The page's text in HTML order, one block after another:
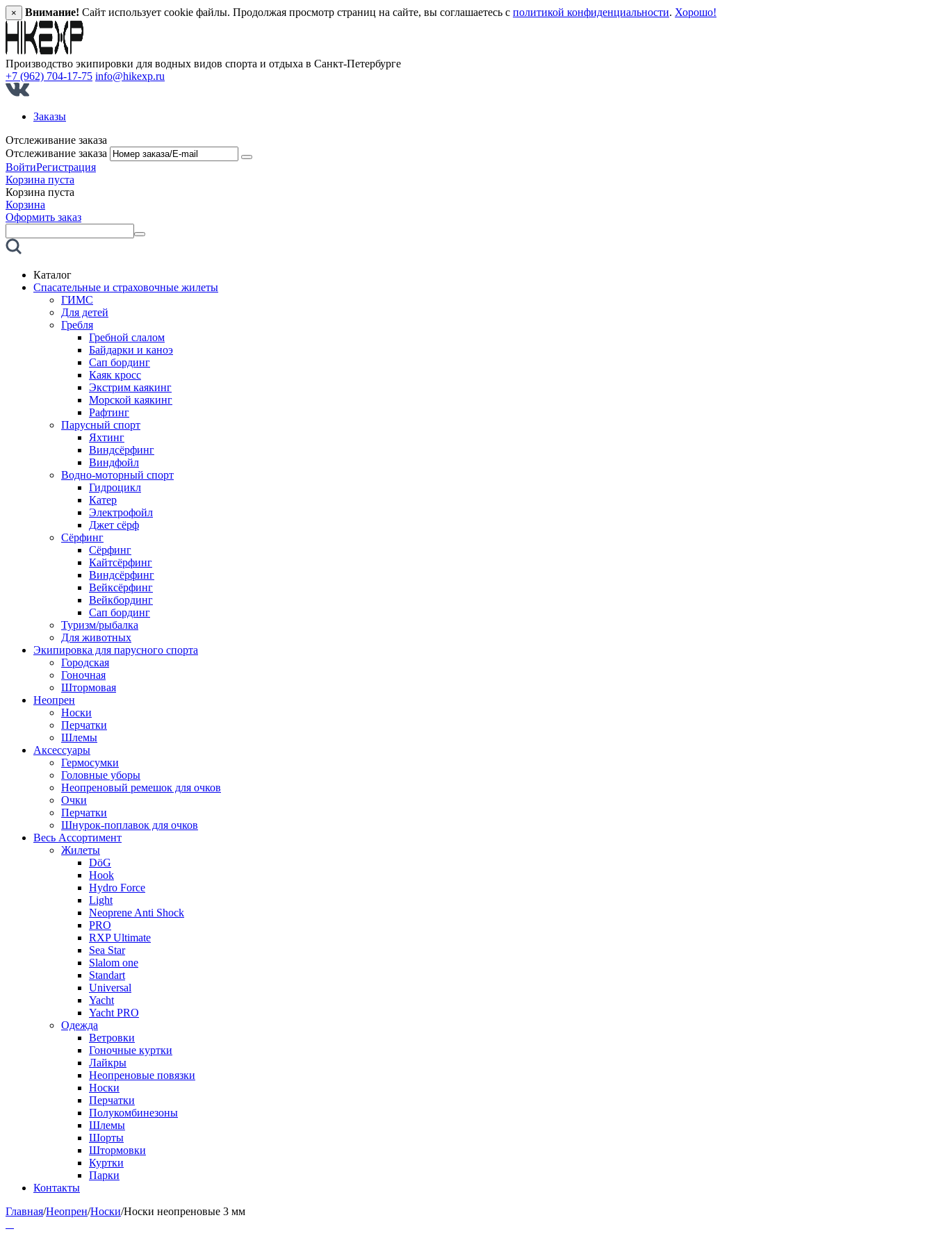
× Внимание! Сайт использует cookie файлы. Продолжая просмотр страниц на сайте, вы соглашаетесь с политикой конфиденциальности. Хорошо!
Производство экипировки для водных видов спорта и отдыха в Санкт‑Петербурге
+7 (962) 704-17-75 info@hikexp.ru
Заказы
Отслеживание заказа
Отслеживание заказа
ВойтиРегистрация
Корзина пуста
Корзина пуста
Корзина
Оформить заказ
Каталог
Спасательные и страховочные жилеты
ГИМС
Для детей
Гребля
Гребной слалом
Байдарки и каноэ
Сап бординг
Каяк кросс
Экстрим каякинг
Морской каякинг
Рафтинг
Парусный спорт
Яхтинг
Виндсёрфинг
Виндфойл
Водно-моторный спорт
Гидроцикл
Катер
Электрофойл
Джет сёрф
Сёрфинг
Сёрфинг
Кайтсёрфинг
Виндсёрфинг
Вейксёрфинг
Вейкбординг
Сап бординг
Туризм/рыбалка
Для животных
Экипировка для парусного спорта
Городская
Гоночная
Штормовая
Неопрен
Носки
Перчатки
Шлемы
Аксессуары
Гермосумки
Головные уборы
Неопреновый ремешок для очков
Очки
Перчатки
Шнурок-поплавок для очков
Весь Ассортимент
Жилеты
DöG
Hook
Hydro Force
Light
Neoprene Anti Shock
PRO
RXP Ultimate
Sea Star
Slalom one
Standart
Universal
Yacht
Yacht PRO
Одежда
Ветровки
Гоночные куртки
Лайкры
Неопреновые повязки
Носки
Перчатки
Полукомбинезоны
Шлемы
Шорты
Штормовки
Куртки
Парки
Контакты
Главная/Неопрен/Носки/Носки неопреновые 3 мм